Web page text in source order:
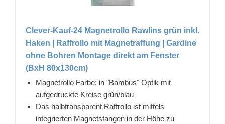
Clever-Kauf-24 Magnetrollo Rawlins grün inkl.
Haken | Raffrollo mit Magnetraffung | Gardine
ohne Bohren Montage direkt am Fenster
(BxH 80x130cm)
Magnetrollo Farbe: in "Bambus" Optik mit
aufgedruckte Kreise grün/blau
Das halbtransparent Raffrollo ist mittels
integrierten Magnetstangen in der Höhe zu